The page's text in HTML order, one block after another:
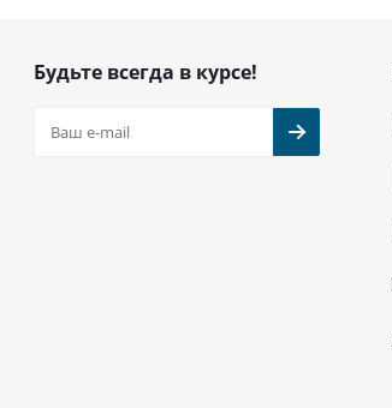
Будьте всегда в курсе!